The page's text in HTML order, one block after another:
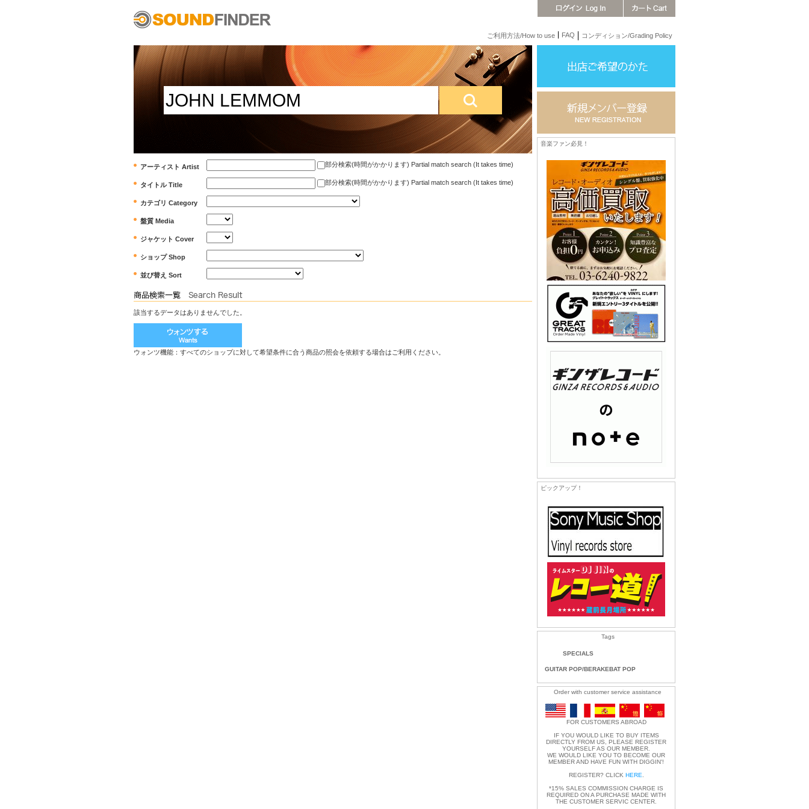
ご利用方法/How to use FAQ コンディション/Grading Policy
アーティスト Artist 部分検索(時間がかかります) Partial match search (It takes time)
タイトル Title 部分検索(時間がかかります) Partial match search (It takes time)
カテゴリ Category
盤質 Media
ジャケット Cover
ショップ Shop
並び替え Sort
該当するデータはありませんでした。
ウォンツ機能：すべてのショップに対して希望条件に合う商品の照会を依頼する場合はご利用ください。
音楽ファン必見！
ピックアップ！
Tags
SPECIALS
GUITAR POP/BERAKEBAT POP
Order with customer service assistance
FOR CUSTOMERS ABROAD
IF YOU WOULD LIKE TO BUY ITEMS
DIRECTLY FROM US, PLEASE REGISTER
YOURSELF AS OUR MEMBER.
WE WOULD LIKE YOU TO BECOME OUR
MEMBER AND HAVE FUN WITH DIGGIN'!
REGISTER? CLICK HERE
*15% SALES COMMISSION CHARGE IS
REQUIRED ON A PURCHASE MADE WITH
THE CUSTOMER SERVIC CENTER.